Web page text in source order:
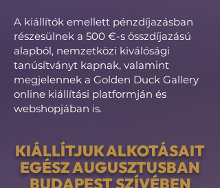
A kiállítók emellett pénzdíjazásban
részesülnek a 500 €-s összdíjazású
alapból, nemzetközi kiválósági
tanúsítványt kapnak, valamint
megjelennek a Golden Duck Gallery
online kiállítási platformján és
webshopjában is.
KIÁLLÍTJUK ALKOTÁSAIT
EGÉSZ AUGUSZTUSBAN
BUDAPEST SZÍVÉBEN